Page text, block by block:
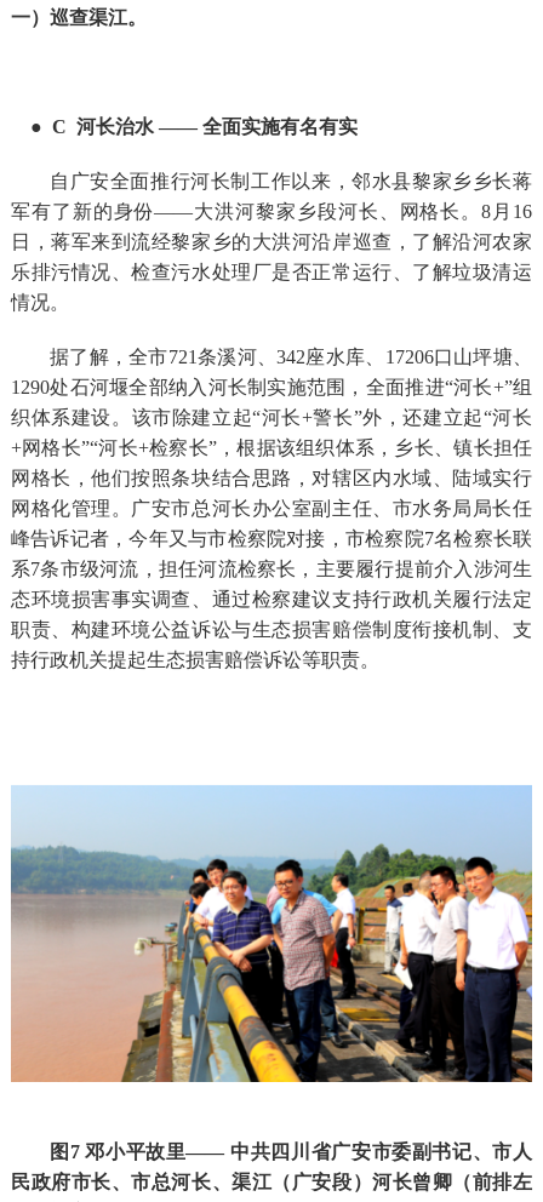
一）巡查渠江。
● C 河长治水 —— 全面实施有名有实
自广安全面推行河长制工作以来，邻水县黎家乡乡长蒋
军有了新的身份——大洪河黎家乡段河长、网格长。8月16
日，蒋军来到流经黎家乡的大洪河沿岸巡查，了解沿河农家
乐排污情况、检查污水处理厂是否正常运行、了解垃圾清运
情况。
据了解，全市721条溪河、342座水库、17206口山坪塘、
1290处石河堰全部纳入河长制实施范围，全面推进“河长+”组
织体系建设。该市除建立起“河长+警长”外，还建立起“河长
+网格长”“河长+检察长”，根据该组织体系，乡长、镇长担任
网格长，他们按照条块结合思路，对辖区内水域、陆域实行
网格化管理。广安市总河长办公室副主任、市水务局局长任
峰告诉记者，今年又与市检察院对接，市检察院7名检察长联
系7条市级河流， 担任河流检察长，主要履行提前介入涉河生
态环境损害事实调查、通过检察建议支持行政机关履行法定
职责、构建环境公益诉讼与生态损害赔偿制度衔接机制、支
持行政机关提起生态损害赔偿诉讼等职责。
图7 邓小平故里—— 中共四川省广安市委副书记、市人
民政府市长、市总河长、渠江（广安段）河长曾卿（前排左